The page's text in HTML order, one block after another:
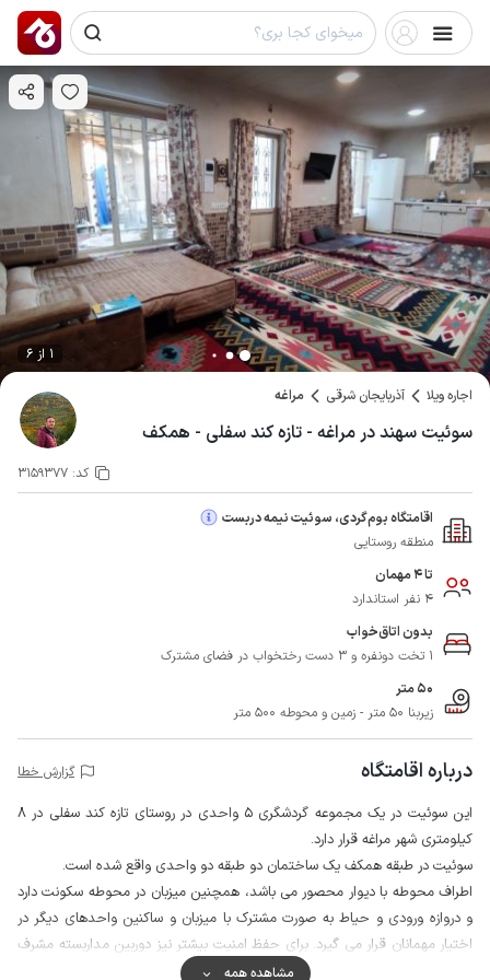
1 از 6
اجاره ویلا آذربایجان شرقی مراغه
سوئیت سهند در مراغه - تازه کند سفلی - همکف
کد: 3159377
اقامتگاه بوم‌گردی، سوئیت نیمه دربست
منطقه روستایی
تا 4 مهمان
4 نفر استاندارد
بدون اتاق‌خواب
1 تخت دونفره و 3 دست رختخواب در فضای مشترک
50 متر
زیربنا 50 متر - زمین و محوطه 500 متر
درباره اقامتگاه گزارش خطا
این سوئیت در یک مجموعه گردشگری 5 واحدی در روستای تازه کند سفلی در 8
کیلومتری شهر مراغه قرار دارد.
سوئیت در طبقه همکف یک ساختمان دو طبقه دو واحدی واقع شده است.
اطراف محوطه با دیوار محصور می باشد، همچنین میزبان در محوطه سکونت دارد
و دروازه ورودی و حیاط به صورت مشترک با میزبان و ساکنین واحدهای دیگر در
اختیار مهمانان قرار می گیرد. برای حفظ امنیت بیشتر نیز دوربین مداربسته مشرف
مشاهده همه